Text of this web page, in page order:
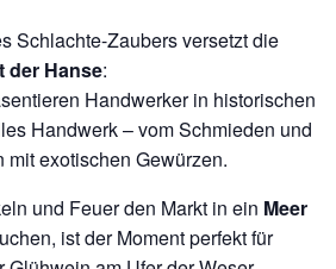
Schlachte-Zaubers versetzt die
der Hanse:
Handwerker in historischen
Handwerk – vom Schmieden und
exotischen Gewürzen.
und Feuer den Markt in ein Meer
ist der Moment perfekt für